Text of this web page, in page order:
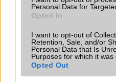
Personal Data for
Opted In
I want to opt-out of
Retention, Sale, and/or
Personal Data that Is
Purposes for which it was
Opted Out
mellett a régóta pletykált
bemutatkozhat, miközben az
Az Android
funkció, amely
meg a